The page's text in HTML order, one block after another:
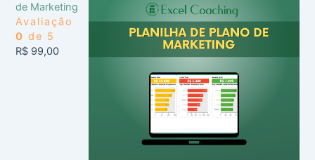
de Marketing
Avaliação
0 de 5
R$ 99,00